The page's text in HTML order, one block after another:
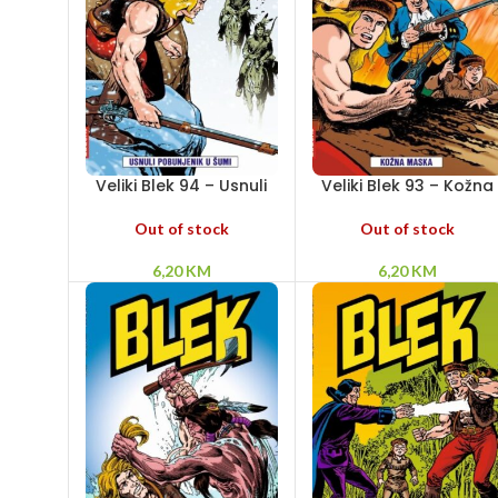
Veliki Blek 94 – Usnuli
Out of stock
6,20KM
Veliki Blek 93 – Kožna
Out of stock
6,20KM